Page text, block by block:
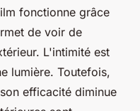
fonctionne grâce
de voir de
L'intimité est
lumière. Toutefois,
efficacité diminue